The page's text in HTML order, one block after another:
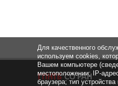
Для качественного
используем cookies,
Вашем компьютере
местоположении; IP-
браузера; тип